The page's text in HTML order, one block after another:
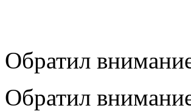
Обратил
Обратил